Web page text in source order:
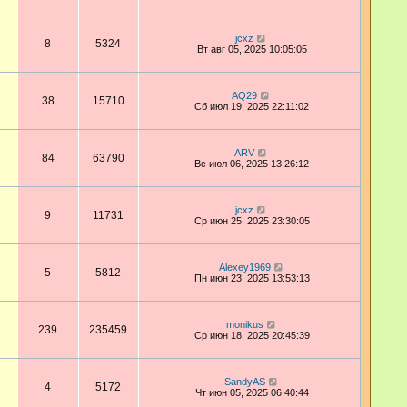
8 5324
jcxz
Вт авг 05, 2025 10:05:05
38 15710
AQ29
Сб июл 19, 2025 22:11:02
84 63790
ARV
Вс июл 06, 2025 13:26:12
9 11731
jcxz
Ср июн 25, 2025 23:30:05
5 5812
Alexey1969
Пн июн 23, 2025 13:53:13
239 235459
monikus
Ср июн 18, 2025 20:45:39
4 5172
SandyAS
Чт июн 05, 2025 06:40:44